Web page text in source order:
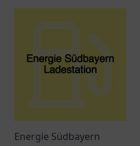
Elektromobilität und
Rudolstadt.
Energie Südbayern